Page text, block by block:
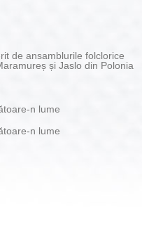
de ansamblurile folclorice
și Jaslo din Polonia
n lume
n lume